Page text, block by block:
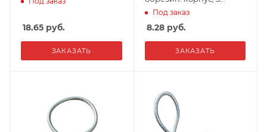
18.65 руб.
ЗАКАЗАТЬ
лезвия в комплекте) AVS
Под заказ
8.28руб.
ЗАКАЗАТЬ